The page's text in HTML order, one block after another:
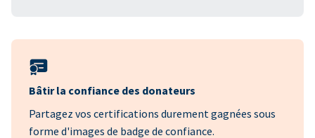
Bâtir la confiance des donateurs
Partagez vos certifications durement gagnées sous
forme d'images de badge de confiance.